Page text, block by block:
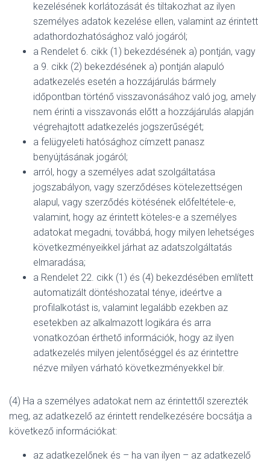
kezelésének korlátozását és tiltakozhat az ilyen
személyes adatok kezelése ellen, valamint az érintett
adathordozhatósághoz való jogáról;
a Rendelet 6. cikk (1) bekezdésének a) pontján, vagy
a 9. cikk (2) bekezdésének a) pontján alapuló
adatkezelés esetén a hozzájárulás bármely
időpontban történő visszavonásához való jog, amely
nem érinti a visszavonás előtt a hozzájárulás alapján
végrehajtott adatkezelés jogszerűségét;
a felügyeleti hatósághoz címzett panasz
benyújtásának jogáról;
arról, hogy a személyes adat szolgáltatása
jogszabályon, vagy szerződéses kötelezettségen
alapul, vagy szerződés kötésének előfeltétele-e,
valamint, hogy az érintett köteles-e a személyes
adatokat megadni, továbbá, hogy milyen lehetséges
következményeikkel járhat az adatszolgáltatás
elmaradása;
a Rendelet 22. cikk (1) és (4) bekezdésében említett
automatizált döntéshozatal ténye, ideértve a
profilalkotást is, valamint legalább ezekben az
esetekben az alkalmazott logikára és arra
vonatkozóan érthető információk, hogy az ilyen
adatkezelés milyen jelentőséggel és az érintettre
nézve milyen várható következményekkel bír.
(4) Ha a személyes adatokat nem az érintettől szerezték
meg, az adatkezelő az érintett rendelkezésére bocsátja a
következő információkat:
az adatkezelőnek és – ha van ilyen – az adatkezelő